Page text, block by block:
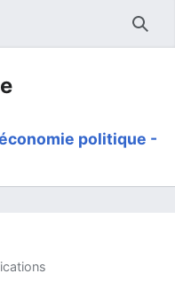
politique -